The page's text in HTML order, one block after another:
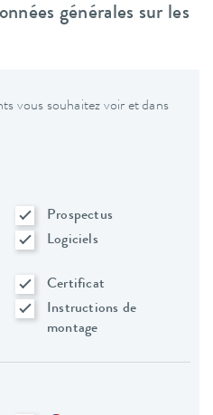
générales sur les
vous souhaitez voir et dans
Prospectus
Logiciels
Certificat
Instructions de
montage